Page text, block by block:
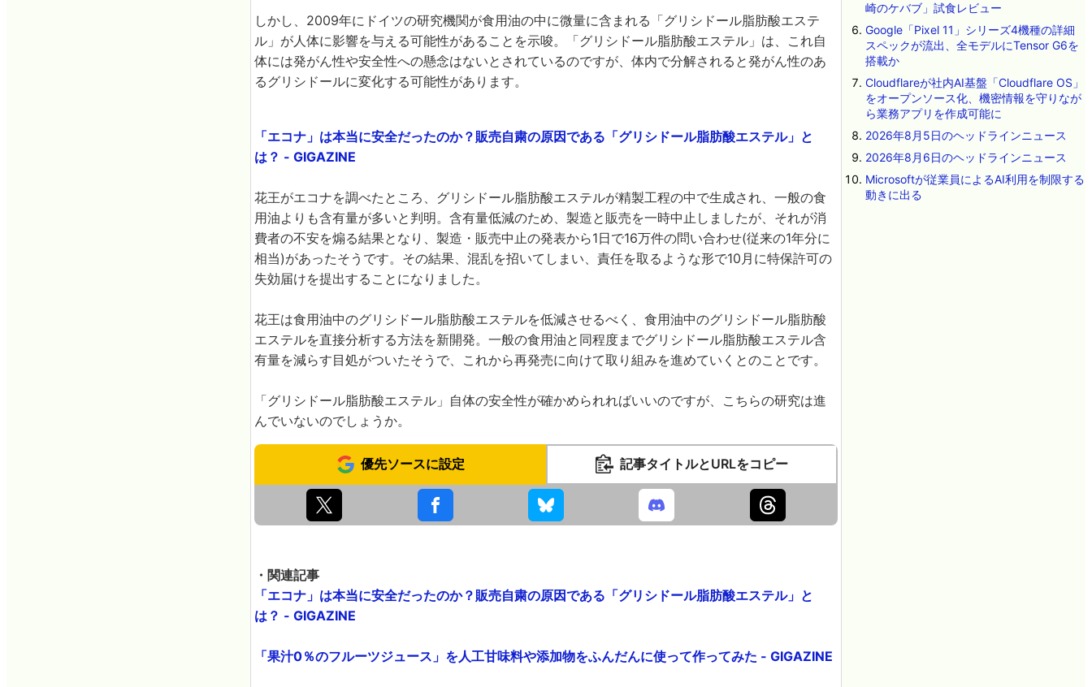
しかし、2009年にドイツの研究機関が食用油の中に微量に含まれる「グリシドール脂肪酸エステ
ル」が人体に影響を与える可能性があることを示唆。「グリシドール脂肪酸エステル」は、これ自
体には発がん性や安全性への懸念はないとされているのですが、体内で分解されると発がん性のあ
るグリシドールに変化する可能性があります。
「エコナ」は本当に安全だったのか？販売自粛の原因である「グリシドール脂肪酸エステル」と
は？ - GIGAZINE
花王がエコナを調べたところ、グリシドール脂肪酸エステルが精製工程の中で生成され、一般の食
用油よりも含有量が多いと判明。含有量低減のため、製造と販売を一時中止しましたが、それが消
費者の不安を煽る結果となり、製造・販売中止の発表から1日で16万件の問い合わせ(従来の1年分に
相当)があったそうです。その結果、混乱を招いてしまい、責任を取るような形で10月に特保許可の
失効届けを提出することになりました。
花王は食用油中のグリシドール脂肪酸エステルを低減させるべく、食用油中のグリシドール脂肪酸
エステルを直接分析する方法を新開発。一般の食用油と同程度までグリシドール脂肪酸エステル含
有量を減らす目処がついたそうで、これから再発売に向けて取り組みを進めていくとのことです。
「グリシドール脂肪酸エステル」自体の安全性が確かめられればいいのですが、こちらの研究は進
んでいないのでしょうか。
優先ソースに設定 記事タイトルとURLをコピー
・関連記事
「エコナ」は本当に安全だったのか？販売自粛の原因である「グリシドール脂肪酸エステル」と
は？ - GIGAZINE
「果汁0％のフルーツジュース」を人工甘味料や添加物をふんだんに使って作ってみた - GIGAZINE
崎のケバブ」試食レビュー
Google「Pixel 11」シリーズ4機種の詳細
スペックが流出、全モデルにTensor G6を
搭載か
Cloudflareが社内AI基盤「Cloudflare OS」
をオープンソース化、機密情報を守りなが
ら業務アプリを作成可能に
2026年8月5日のヘッドラインニュース
2026年8月6日のヘッドラインニュース
Microsoftが従業員によるAI利用を制限する
動きに出る